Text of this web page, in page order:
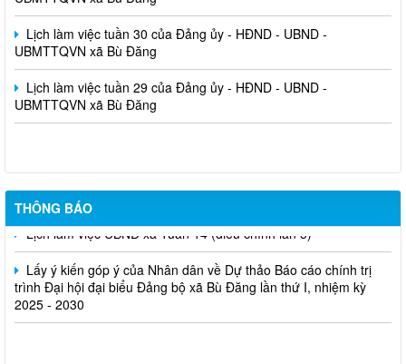
Lịch làm việc tuần 30 của Đảng ủy - HĐND - UBND -
UBMTTQVN xã Bù Đăng
Lịch làm việc tuần 29 của Đảng ủy - HĐND - UBND -
UBMTTQVN xã Bù Đăng
THÔNG BÁO
Lịch làm việc UBND xã Tuần 14 (điều chỉnh lần 5)
Lấy ý kiến góp ý của Nhân dân về Dự thảo Báo cáo chính trị
trình Đại hội đại biểu Đảng bộ xã Bù Đăng lần thứ I, nhiệm kỳ
2025 - 2030